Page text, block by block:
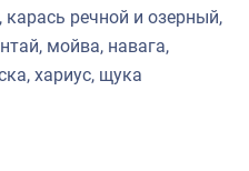
речной и озерный,
мойва, навага,
хариус, щука